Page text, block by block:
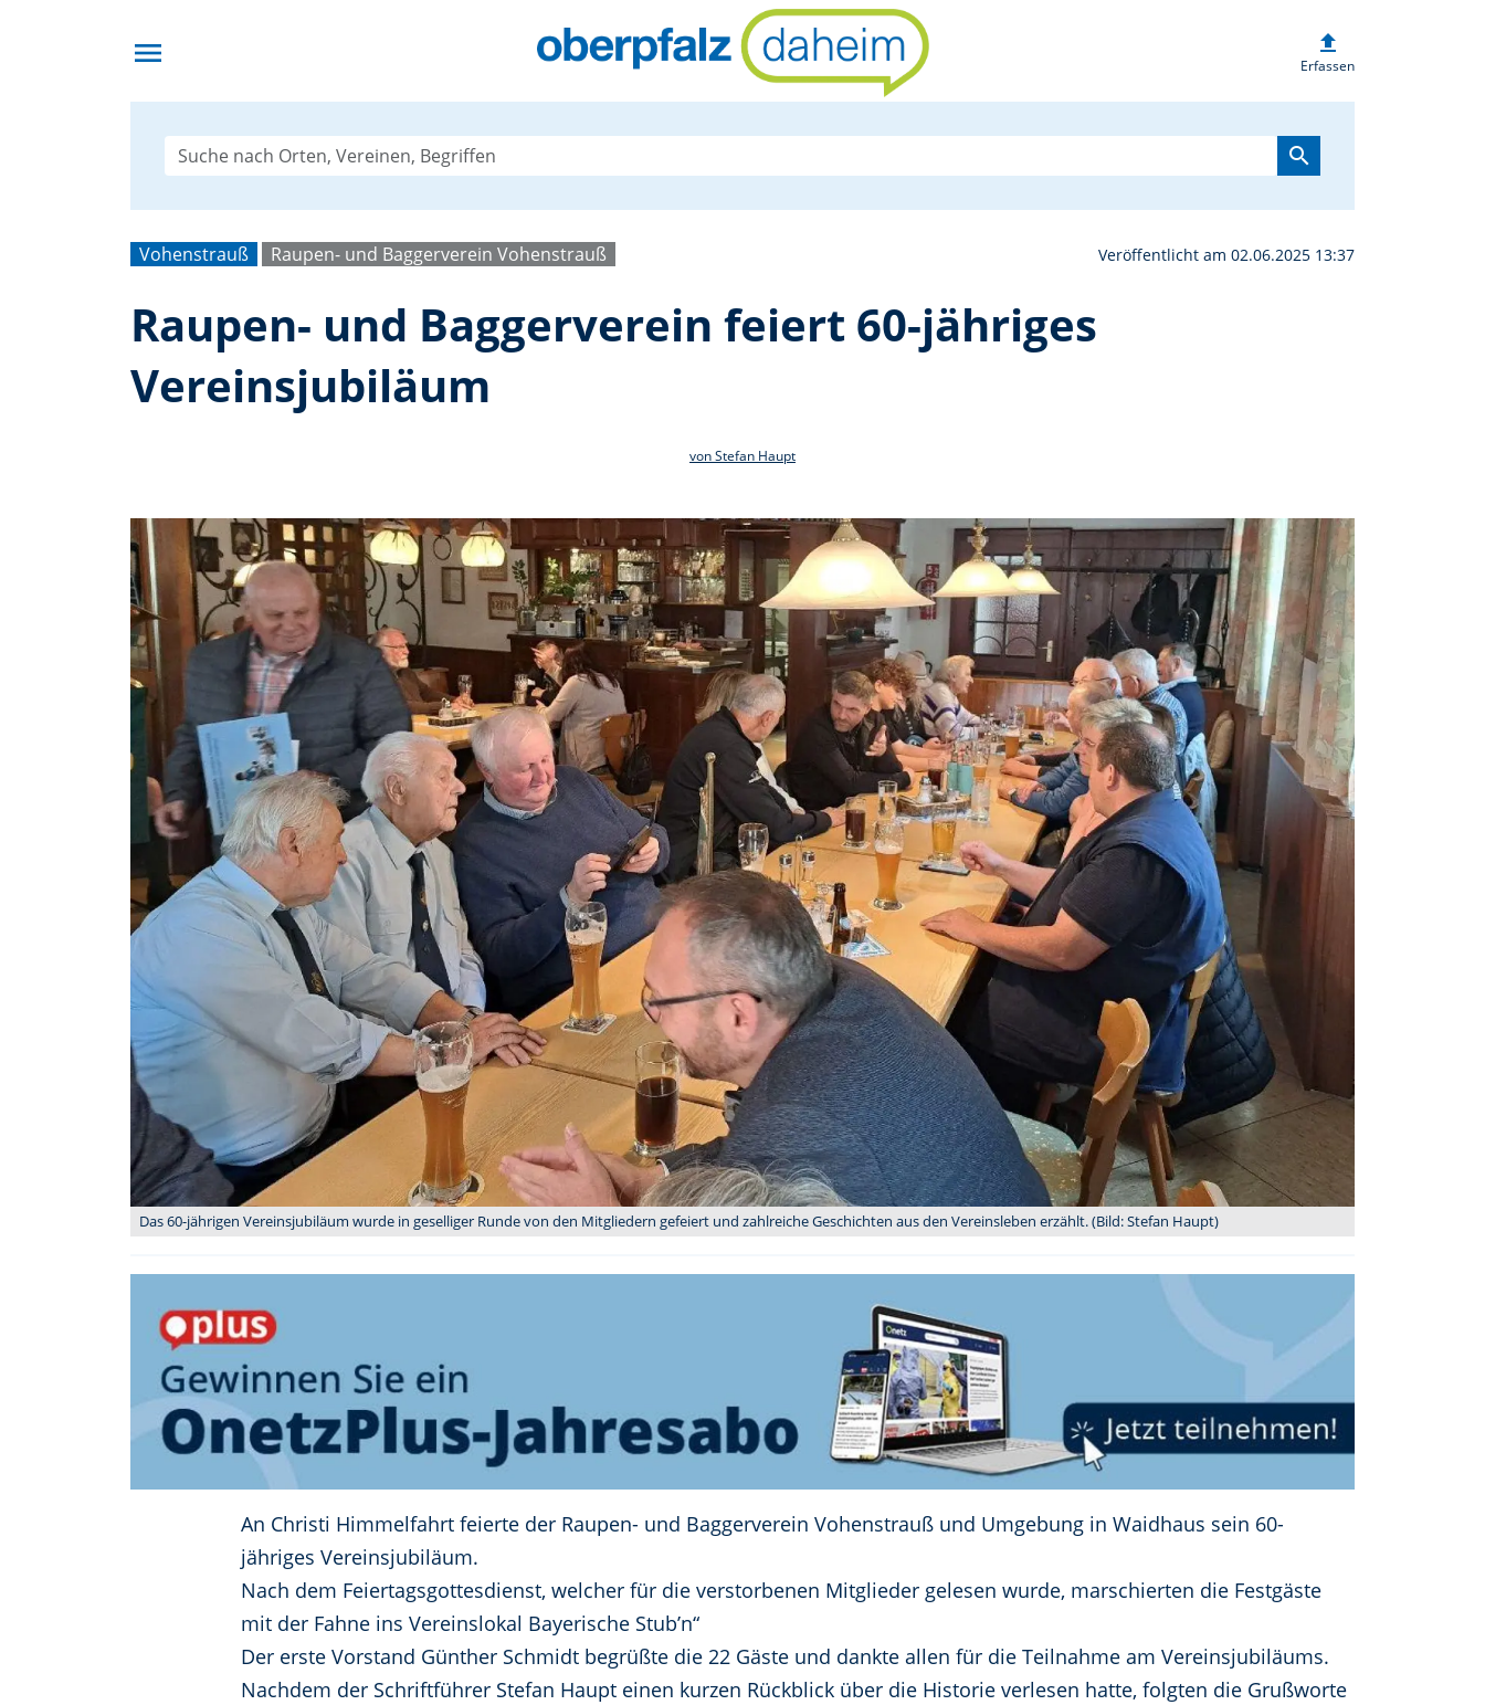
menu Raupen- und Baggerverein feiert
upload
Erfassen
search
Vohenstrauß Raupen- und Baggerverein Vohenstrauß Veröffentlicht am 02.06.2025 13:37
Raupen- und Baggerverein feiert 60-jähriges
Vereinsjubiläum
von Stefan Haupt
Das 60-jährigen Vereinsjubiläum wurde in geselliger Runde von den Mitgliedern gefeiert und zahlreiche Geschichten aus den Vereinsleben erzählt. (Bild: Stefan Haupt)
An Christi Himmelfahrt feierte der Raupen- und Baggerverein Vohenstrauß und Umgebung in Waidhaus sein 60-
jähriges Vereinsjubiläum.
Nach dem Feiertagsgottesdienst, welcher für die verstorbenen Mitglieder gelesen wurde, marschierten die Festgäste
mit der Fahne ins Vereinslokal Bayerische Stub’n“
Der erste Vorstand Günther Schmidt begrüßte die 22 Gäste und dankte allen für die Teilnahme am Vereinsjubiläums.
Nachdem der Schriftführer Stefan Haupt einen kurzen Rückblick über die Historie verlesen hatte, folgten die Grußworte